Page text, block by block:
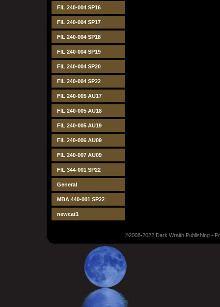
FIL 240-004 SP16
FIL 240-004 SP17
FIL 240-004 SP18
FIL 240-004 SP19
FIL 240-004 SP20
FIL 240-004 SP22
FIL 240-005 AU17
FIL 240-005 AU18
FIL 240-005 AU19
FIL 240-006 AU09
FIL 240-007 AU09
FIL 344-001 SP22
General
MBA 440-001 SP22
newcat1
©2008-2022 Dark Wraith Publishing •